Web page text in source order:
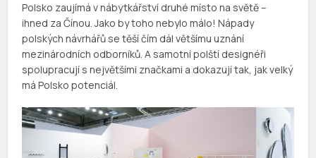
Polsko zaujímá v nábytkářství druhé místo na světě –
ihned za Čínou. Jako by toho nebylo málo! Nápady
polských návrhářů se těší čím dál většímu uznání
mezinárodních odborníků. A samotní polští designéři
spolupracují s největšími značkami a dokazují tak, jak velký
má Polsko potenciál.